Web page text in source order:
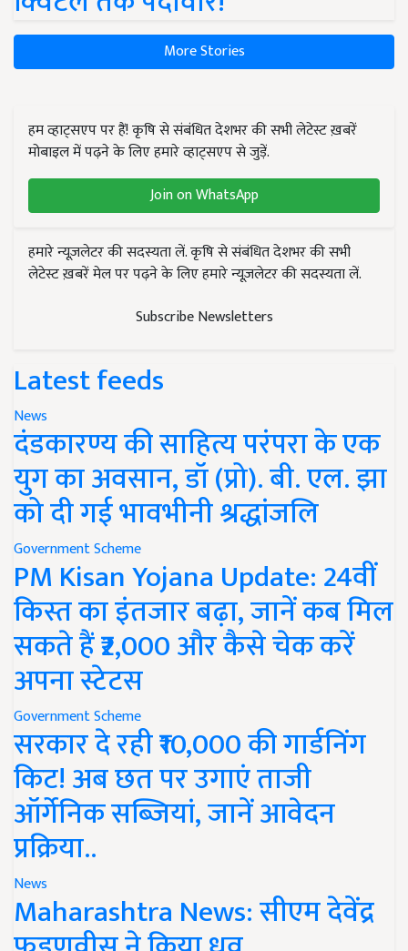
More Stories
हम व्हाट्सएप पर हैं! कृषि से संबंधित देशभर की सभी लेटेस्ट ख़बरें
मोबाइल में पढ़ने के लिए हमारे व्हाट्सएप से जुड़ें.
Join on WhatsApp
हमारे न्यूज़लेटर की सदस्यता लें. कृषि से संबंधित देशभर की सभी
लेटेस्ट ख़बरें मेल पर पढ़ने के लिए हमारे न्यूज़लेटर की सदस्यता लें.
Subscribe Newsletters
Latest feeds
News
दंडकारण्य की साहित्य परंपरा के एक
युग का अवसान, डॉ (प्रो). बी. एल. झा
को दी गई भावभीनी श्रद्धांजलि
Government Scheme
PM Kisan Yojana Update: 24वीं
किस्त का इंतजार बढ़ा, जानें कब मिल
सकते हैं ₹2,000 और कैसे चेक करें
अपना स्टेटस
Government Scheme
सरकार दे रही ₹10,000 की गार्डनिंग
किट! अब छत पर उगाएं ताजी
ऑर्गेनिक सब्जियां, जानें आवेदन
प्रक्रिया..
News
Maharashtra News: सीएम देवेंद्र